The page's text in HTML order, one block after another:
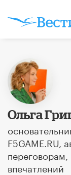
Ольга
F5GAME.RU,
впечатлений